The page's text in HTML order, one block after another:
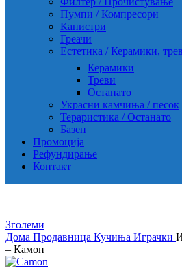
Пумпи / Компресори
Канистри
Греачи
Естетика / Керамики,
Керамики
Треви
Останато
Украсни камчиња / песок
Тераристика / Останато
Базен
Промоција
Рефундирање
Контакт
Зголеми
Дома Продавница Кучиња Играчки
– Камон